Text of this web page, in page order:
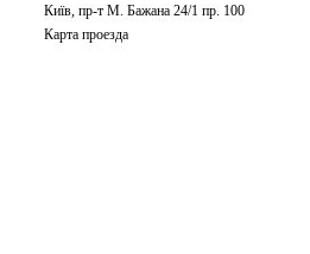
Київ, пр-т М. Бажана 24/1 пр. 100
Карта проезда